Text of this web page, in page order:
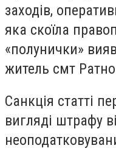
заходів,
яка скоїла
«полунички»
житель смт
Санкція статті
вигляді штрафу